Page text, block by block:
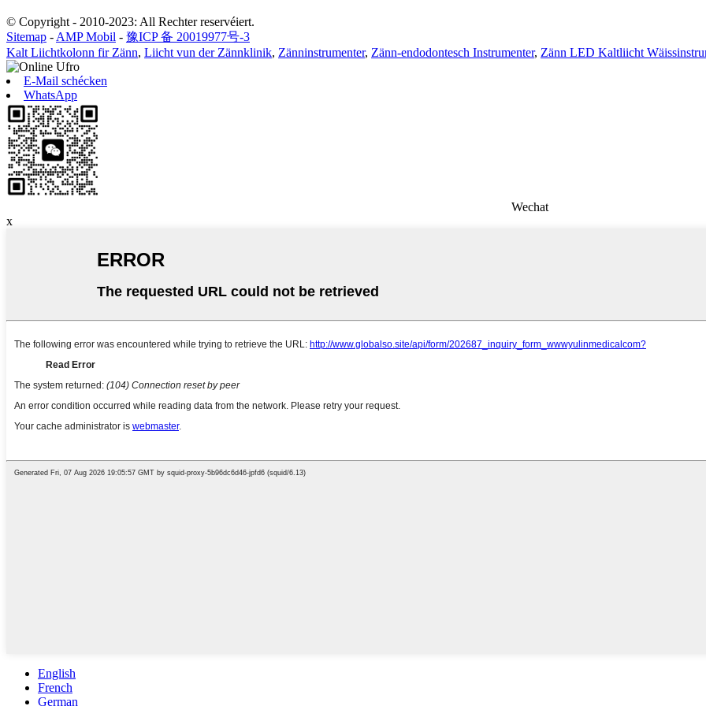
© Copyright - 2010-2023: All Rechter reservéiert.
Sitemap - AMP Mobil - 豫ICP 备 20019977号-3
Kalt Liichtkolonn fir Zänn, Liicht vun der Zännklinik, Zänninstrumenter, Zänn-endodontesch Instrumenter, Zänn LED Kaltliicht
E-Mail schécken
WhatsApp
Wechat
x
English
French
German